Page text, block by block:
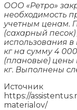
ООО «Ретро»
необходимость
учетным ценам.
(сахарный
использования в
кг на сумму 4
(плановые) цены
кг. Выполнены
Источник
https://
materialov/